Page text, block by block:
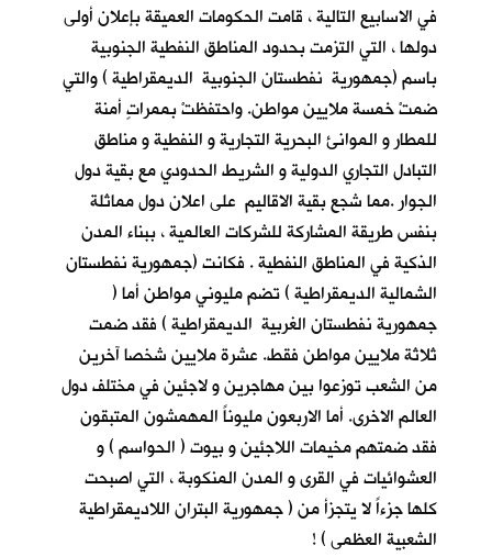
في الاسابيع التالية ، قامت الحكومات العميقة بإعلان أولى
دولها ، التي التزمت بحدود المناطق النفطية الجنوبية
باسم (جمهورية نفطستان الجنوبية الديمقراطية ) والتي
ضمتْ خمسة ملايين مواطن. واحتفظتْ بممراتٍ أمنة
للمطار و الموانئ البحرية التجارية و النفطية و مناطق
التبادل التجاري الدولية و الشريط الحدودي مع بقية دول
الجوار .مما شجع بقية الاقاليم على اعلان دول مماثلة
بنفس طريقة المشاركة للشركات العالمية ، ببناء المدن
الذكية في المناطق النفطية . فكانت (جمهورية نفطستان
الشمالية الديمقراطية ) تضم مليوني مواطن أما (
جمهورية نفطستان الغربية الديمقراطية ) فقد ضمت
ثلاثة ملايين مواطن فقط. عشرة ملايين شخصا آخرين
من الشعب توزعوا بين مهاجرين و لاجئين في مختلف دول
العالم الاخرى. أما الاربعون مليوناً المهمشون المتبقون
فقد ضمتهم مخيمات اللاجئين و بيوت ( الحواسم ) و
العشوائيات في القرى و المدن المنكوبة ، التي اصبحت
كلها جزءاً لا يتجزأ من ( جمهورية البتران اللاديمقراطية
الشعبية العظمى ) !